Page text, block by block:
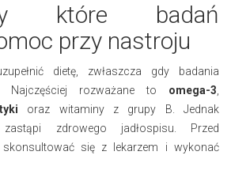
które badań
przy nastroju
dietę, zwłaszcza gdy badania
Najczęściej rozważane to omega-3
oraz witaminy z grupy B. Jednak
zdrowego jadłospisu. Przed
się z lekarzem i wykonać